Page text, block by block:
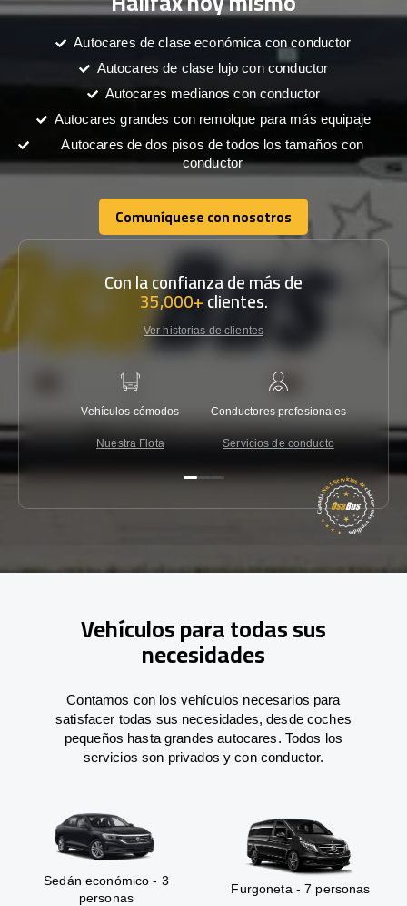
Autocares de clase económica con conductor
Autocares de clase lujo con conductor
Autocares medianos con conductor
Autocares grandes con remolque para más equipaje
Autocares de dos pisos de todos los tamaños con
conductor
Comuníquese con nosotros
Comuníquese con nosotros
Con la confianza de más de
35,000+clientes.
Ver historias de clientes
Vehículos cómodos
Nuestra Flota
Conductores profesionales
Servicios de conducto
Vehículos para todas sus
necesidades
Contamos con los vehículos necesarios para
satisfacer todas sus necesidades, desde coches
pequeños hasta grandes autocares. Todos los
servicios son privados y con conductor.
Sedán económico - 3
personas
Furgoneta - 7 personas